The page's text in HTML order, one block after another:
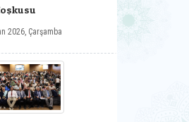
2026, Çarşamba